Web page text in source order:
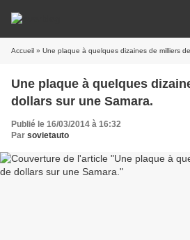
Accueil » Une plaque à quelques dizaines de milliers
Une plaque à quelques
dollars sur une Samara.
Publié le 16/03/2014 à 16:32
Par sovietauto